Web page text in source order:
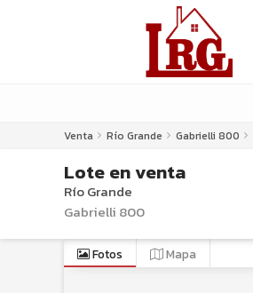
Venta Río Grande Gabrielli 800
Loteenventa
Río Grande
Gabrielli 800
Fotos Mapa